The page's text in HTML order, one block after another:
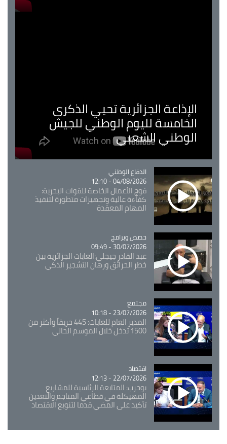
الإذاعة الجزائرية تحيي الذكرى
الخامسة لليوم الوطني للجيش
الوطني الشعبي
Catégorie
الدفاع الوطني
04/08/2026 - 12:10
فوج الأعمال الخاصة للقوات البحرية:
كفاءة عالية وتجهيزات متطورة لتنفيذ
المهام المعقدة
Catégorie
حصص وبرامج
30/07/2026 - 09:49
عبد القادر جيجلي:الغابات الجزائرية بين
خطر الحرائق ورهان التشجير الذكي
Catégorie
مجتمع
23/07/2026 - 10:18
المدير العام للغابات: 445 حريقاً وأكثر من
1500 تدخل خلال الموسم الحالي
Catégorie
اقتصاد
22/07/2026 - 12:13
بوحرب: المتابعة الرئاسية للمشاريع
المهيكلة في قطاعي المناجم والتعدين
تأكيد على المضي قدما لتنويع الاقتصاد